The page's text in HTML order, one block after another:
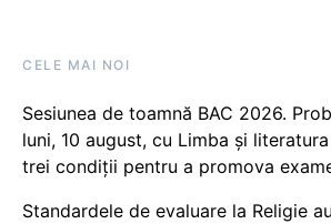
CELE MAI NOI
Sesiunea de toamnă BAC 2026.
luni, 10 august, cu Limba și
trei condiții pentru a promova
Standardele de evaluare la Religie